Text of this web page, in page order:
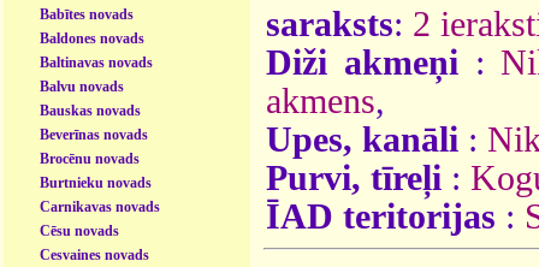
Babītes novads
Baldones novads
Baltinavas novads
Balvu novads
Bauskas novads
Beverīnas novads
Brocēnu novads
Burtnieku novads
Carnikavas novads
Cēsu novads
Cesvaines novads
saraksts: 2
Diži akmeņi :
akmens,
Upes, kanāli :
Purvi, tīreļi :
ĪAD teritorijas :